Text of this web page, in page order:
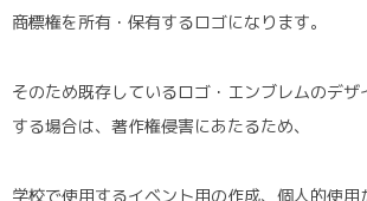
商標権を所有・保有するロゴになります。
そのため既存しているロゴ・エンブレムのデザ
する場合は、著作権侵害にあたるため、
学校で使用するイベント用の作成、個人的使用